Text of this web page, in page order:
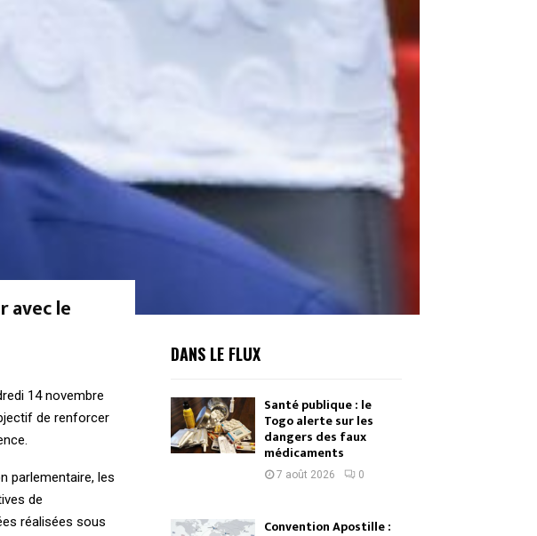
avec le
14 novembre
de renforcer
parlementaire, les
de
réalisées sous
DANS LE FLUX
Santé publique : le
Togo alerte sur les
dangers des faux
médicaments
7 août 2026 0
Convention Apostille :